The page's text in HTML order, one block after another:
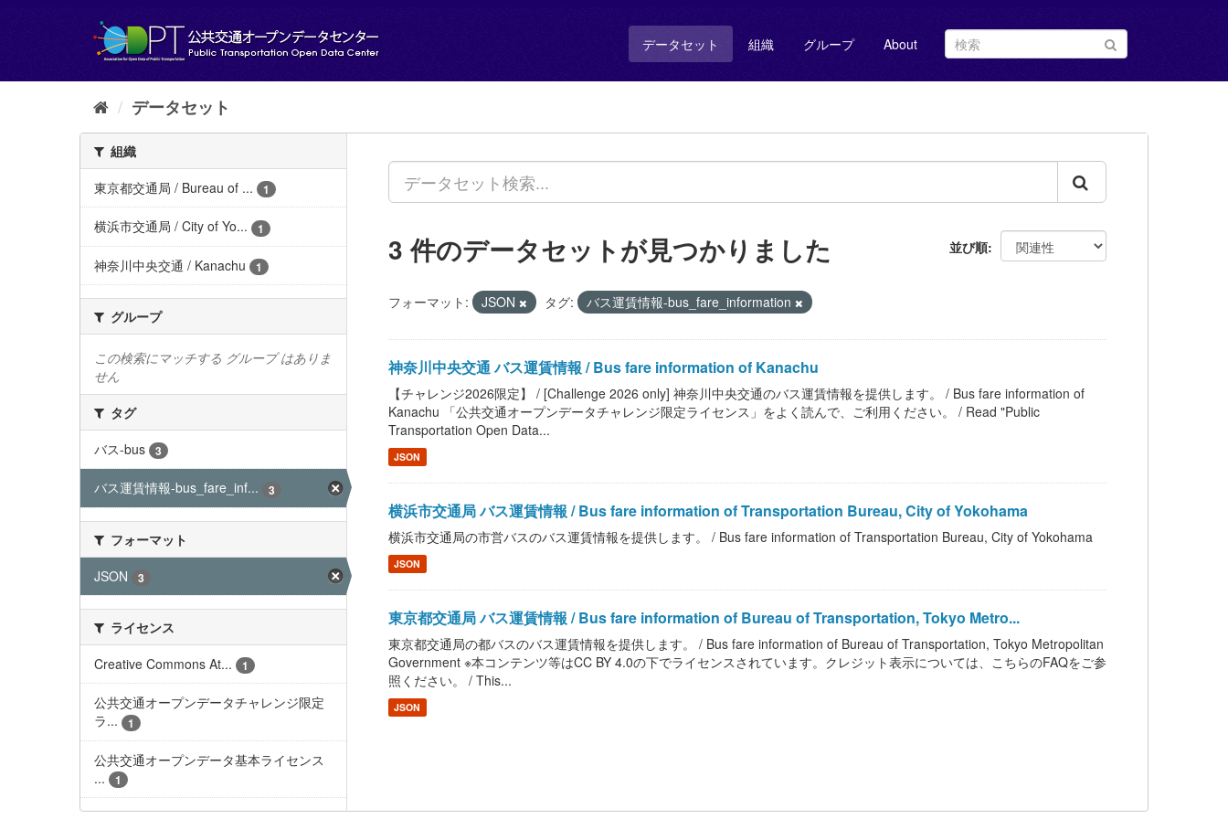
し
データセット 組織 グループ About
データセット
組織
東京都交通局 / Bureau of ...
1
横浜市交通局 / City of Yo... 1
神奈川中央交通 / Kanachu 1
グループ
この検索にマッチする グループ はありま
せん
タグ
バス-bus
3
バス運賃情報-bus_fare_inf... 3
フォーマット
JSON
3
ライセンス
Creative Commons At...
1
公共交通オープンデータチャレンジ限定
ラ...
1
公共交通オープンデータ基本ライセンス
...
1
並び順
3 件のデータセットが見つかりました
フォーマット: JSON タグ: バス運賃情報-bus_fare_information
神奈川中央交通 バス運賃情報 / Bus fare information of Kanachu
【チャレンジ2026限定】 / [Challenge 2026 only] 神奈川中央交通のバス運賃情報を提供します。 / Bus fare information of
Kanachu 「公共交通オープンデータチャレンジ限定ライセンス」をよく読んで、ご利用ください。 / Read "Public
Transportation Open Data...
JSON
横浜市交通局 バス運賃情報 / Bus fare information of Transportation Bureau, City of Yokohama
横浜市交通局の市営バスのバス運賃情報を提供します。 / Bus fare information of Transportation Bureau, City of Yokohama
JSON
東京都交通局 バス運賃情報 / Bus fare information of Bureau of Transportation, Tokyo Metro...
東京都交通局の都バスのバス運賃情報を提供します。 / Bus fare information of Bureau of Transportation, Tokyo Metropolitan
Government ※本コンテンツ等はCC BY 4.0の下でライセンスされています。クレジット表示については、こちらのFAQをご参
照ください。 / This...
JSON